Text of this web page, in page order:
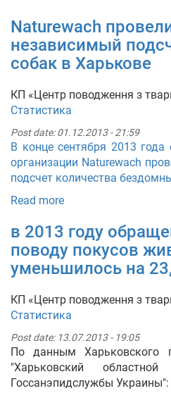
Naturewach
независимый
собак в Харькове
КП «Центр поводження з
Статистика
Post date:01.12.2013 - 21:59
В конце сентября 2013 года
организации Naturewach
подсчет количества
Read more
в 2013 году
поводу покусов
уменьшилось на
КП «Центр поводження з
Статистика
Post date: 13.07.2013 - 19:05
По данным Харьковского
"Харьковский
Госсанэпидслужбы Украины":